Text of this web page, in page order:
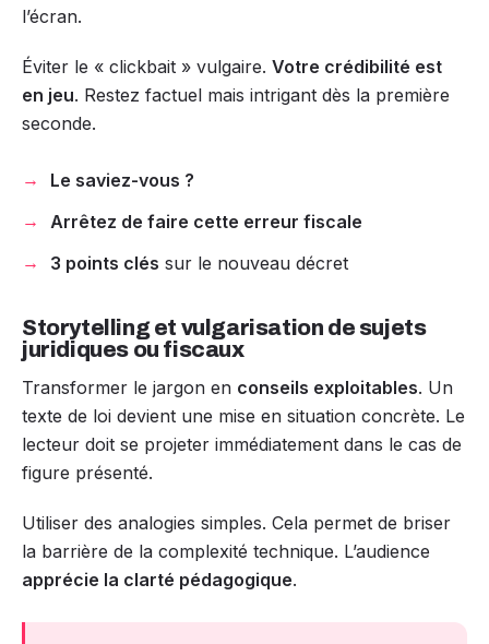
l’écran.
Éviter le « clickbait » vulgaire. Votre crédibilité est
en jeu. Restez factuel mais intrigant dès la première
seconde.
Le saviez-vous ?
Arrêtez de faire cette erreur fiscale
3 points clés sur le nouveau décret
Storytelling et vulgarisation de sujets
juridiques ou fiscaux
Transformer le jargon en conseils exploitables. Un
texte de loi devient une mise en situation concrète. Le
lecteur doit se projeter immédiatement dans le cas de
figure présenté.
Utiliser des analogies simples. Cela permet de briser
la barrière de la complexité technique. L’audience
apprécie la clarté pédagogique.